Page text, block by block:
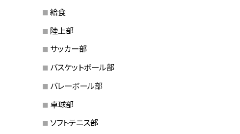
給食
陸上部
サッカー部
バスケットボール部
バレーボール部
卓球部
ソフトテニス部